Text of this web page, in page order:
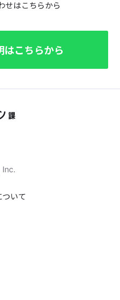
せはこちらから
はこちらから
いて